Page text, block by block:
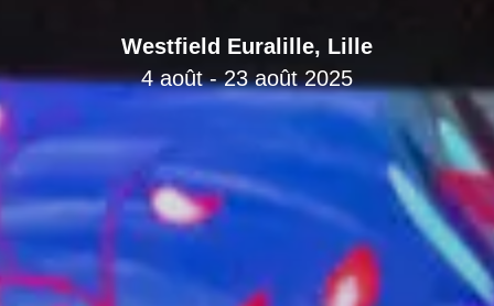
d’ouverture
Expositions
Art dans la
Quartiers
lillois
Métropole
Européenne
de Lille
Westfield Euralille, Lille
4 août - 23 août 2025